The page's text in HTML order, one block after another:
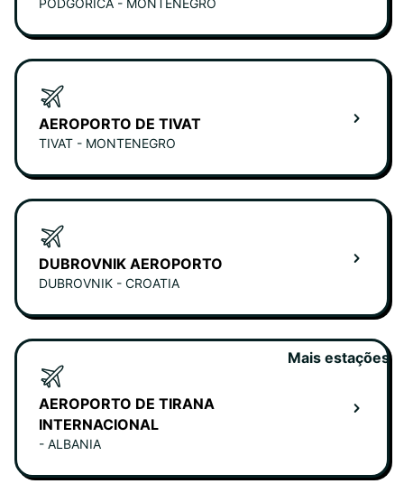
PODGORICA - MONTENEGRO
AEROPORTO DE TIVAT
TIVAT - MONTENEGRO
DUBROVNIK AEROPORTO
DUBROVNIK - CROATIA
AEROPORTO DE TIRANA
INTERNACIONAL
- ALBANIA
Mais estações